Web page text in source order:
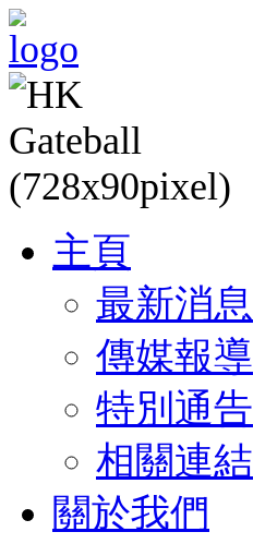
主頁
最新消息
傳媒報導
特別通告
相關連結
關於我們